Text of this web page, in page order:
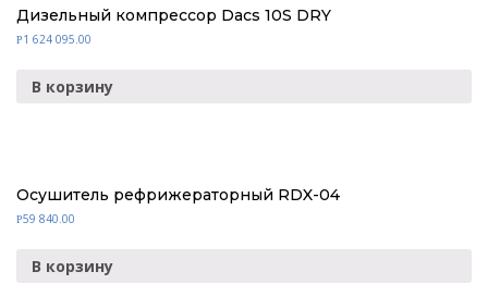
Дизельный компрессор Dacs 10S DRY
Р1 624 095.00
В корзину
Осушитель рефрижераторный RDX-04
Р59 840.00
В корзину